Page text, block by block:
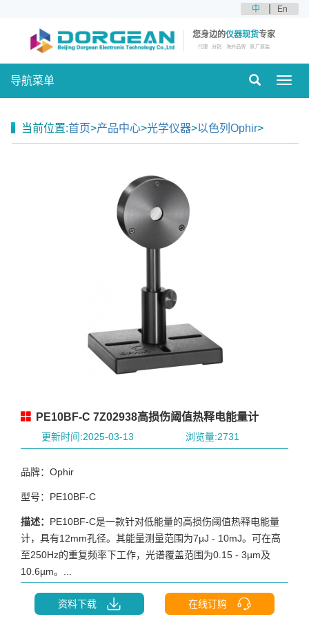
中 En
您身边的仪器现货专家
代理 分销 海外品牌 原厂原装
导航菜单
当前位置:首页>产品中心>光学仪器>以色列Ophir>
PE10BF-C 7Z02938高损伤阈值热释电能量计
更新时间:2025-03-13 浏览量:2731
品牌：Ophir
型号：PE10BF-C
描述： PE10BF-C是一款针对低能量的高损伤阈值热释电能量
计，具有12mm孔径。其能量测量范围为7µJ - 10mJ。可在高
至250Hz的重复频率下工作，光谱覆盖范围为0.15 - 3µm及
10.6µm。...
资料下载 在线订购